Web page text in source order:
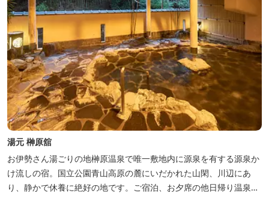
湯元 榊原舘
お伊勢さん湯ごりの地榊原温泉で唯一敷地内に源泉を有する源泉か
け流しの宿。国立公園青山高原の麓にいだかれた山閑、川辺にあ
り、静かで休養に絶好の地です。ご宿泊、お夕席の他日帰り温泉も